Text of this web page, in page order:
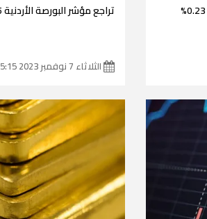
تراجع مؤشر البورصة الأردنية 0.5% لـ 2380 نقطة
الثلاثاء 7 نوفمبر 2023 17:25:15